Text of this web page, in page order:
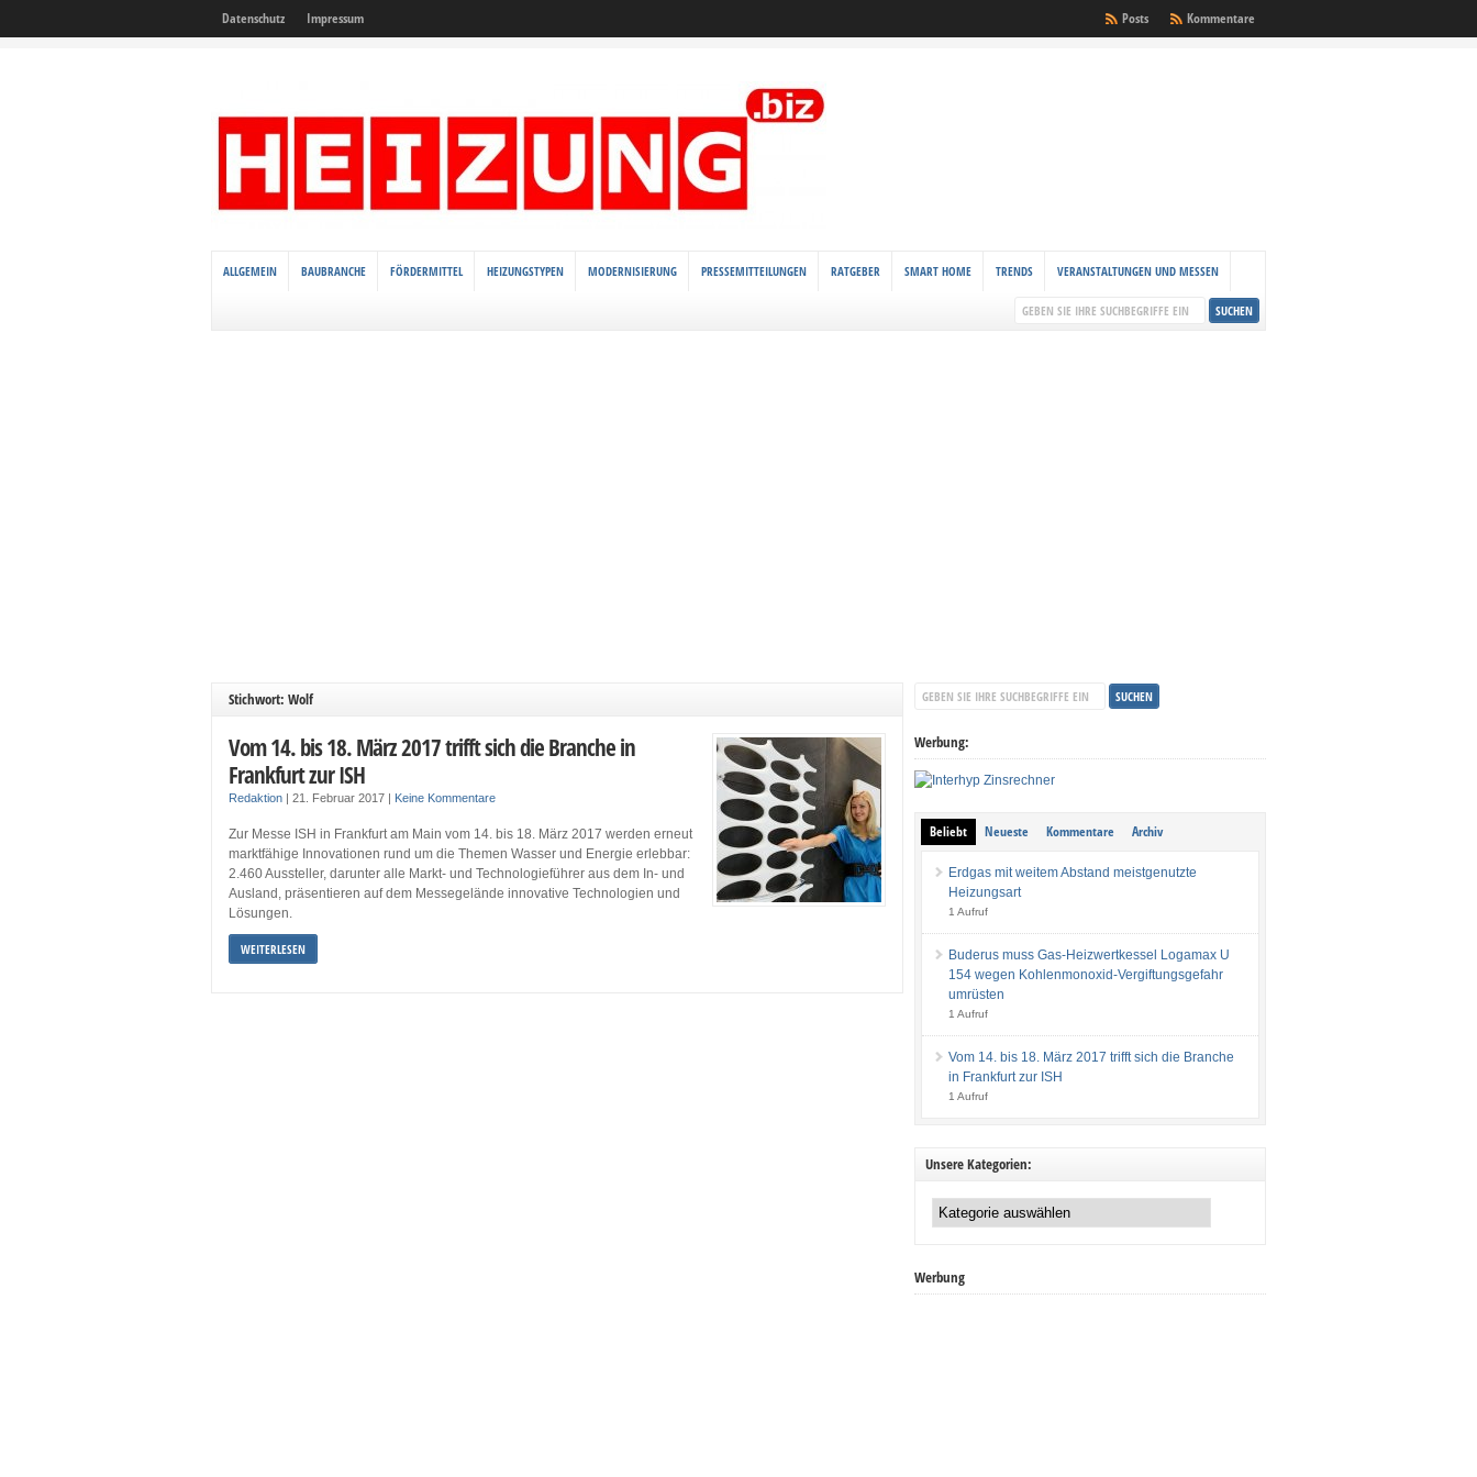
Datenschutz Impressum Kommentare
Posts
ALLGEMEIN BAUBRANCHE FÖRDERMITTEL HEIZUNGSTYPEN MODERNISIERUNG PRESSEMITTEILUNGEN RATGEBER SMART HOME TRENDS VERANSTALTUNGEN UND MESSEN
Stichwort: Wolf
Vom 14. bis 18. März 2017 trifft sich die Branche in
Frankfurt zur ISH
Redaktion | 21. Februar 2017 | Keine Kommentare
Zur Messe ISH in Frankfurt am Main vom 14. bis 18. März 2017 werden erneut
marktfähige Innovationen rund um die Themen Wasser und Energie erlebbar:
2.460 Aussteller, darunter alle Markt- und Technologieführer aus dem In- und
Ausland, präsentieren auf dem Messegelände innovative Technologien und
Lösungen.
WEITERLESEN
Werbung:
Beliebt Neueste Kommentare Archiv
Erdgas mit weitem Abstand meistgenutzte
Heizungsart
1 Aufruf
Buderus muss Gas-Heizwertkessel Logamax U
154 wegen Kohlenmonoxid-Vergiftungsgefahr
umrüsten
1 Aufruf
Vom 14. bis 18. März 2017 trifft sich die Branche
in Frankfurt zur ISH
1 Aufruf
Unsere Kategorien:
Kategorien:
Werbung